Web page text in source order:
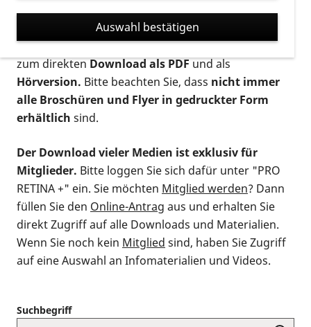
suchen. Die meisten Flyer und Broschüren werden in
verschiedenen Formaten angeboten: zur
postalischen Bestellung als gedruckte Variante
zum direktenDownload als PDFund als
Hörversion. Bitte beachten Sie, dass nicht immer
alle Broschüren und Flyer in gedruckter Form
erhältlich sind.
Der Download vieler Medien ist exklusiv für
Mitglieder. Bitte loggen Sie sich dafür unter "PRO
RETINA +" ein. Sie möchten Mitglied werden? Dann
füllen Sie den Online-Antrag aus und erhalten Sie
direkt Zugriff auf alle Downloads und Materialien.
Wenn Sie noch kein Mitglied sind, haben Sie Zugriff
auf eine Auswahl an Infomaterialien und Videos.
Suchbegriff
Auswahl bestätigen